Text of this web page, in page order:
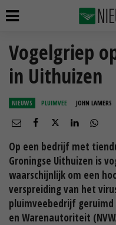
Vogelgriep
in Uithuizen
NIEUWS PLUIMVEE JOHN LAMERS
Op een bedrijf met
Groningse Uithuizen is
waarschijnlijk om een
verspreiding van het
pluimveebedrijf geruimd
en Warenautoriteit